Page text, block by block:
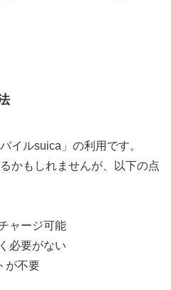
イルsuica」の利用です。
かもしれませんが、以下の点
ャージ可能
必要がない
が不要